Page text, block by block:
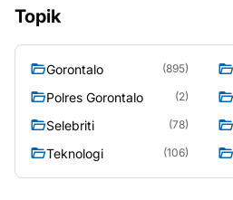
Topik
Gorontalo (895)
Polres Gorontalo (2)
Selebriti (78)
Teknologi (106)